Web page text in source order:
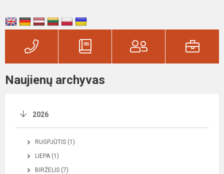
Naujienų archyvas
2026
RUGPJŪTIS (1)
LIEPA (1)
BIRŽELIS (7)